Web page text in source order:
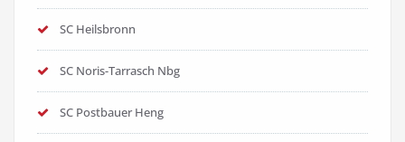
SC Heilsbronn
SC Noris-Tarrasch Nbg
SC Postbauer Heng